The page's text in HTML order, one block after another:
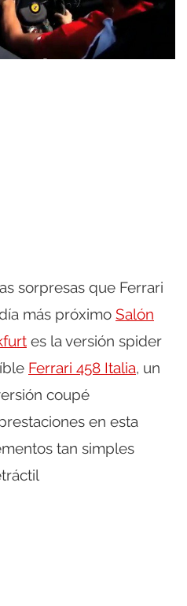
sorpresas que Ferrari
más próximo Salón
es la versión spider
Ferrari 458 Italia, un
coupé
en esta
tan simples